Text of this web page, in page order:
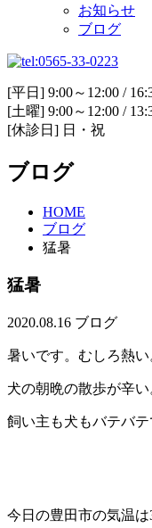
お知らせ
ブログ
[平日] 9:00～12:00 /
[土曜] 9:00～12:00 /
[休診日] 日・祝
ブログ
HOME
ブログ
猛暑
猛暑
2020.08.16 ブログ
暑いです。むしろ熱い
犬の朝晩の散歩が辛い
飼い主も犬もバテバテ
今日の豊田市の気温は